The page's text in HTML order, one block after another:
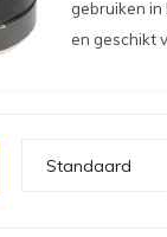
gebruiken
en geschikt
Standaard